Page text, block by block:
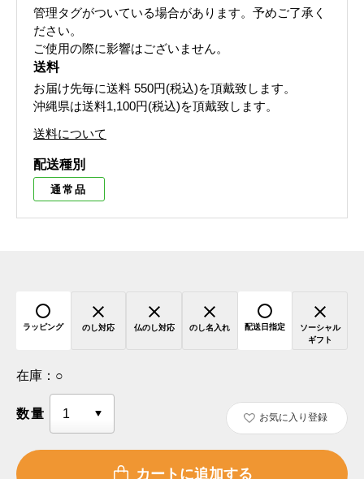
管理タグがついている場合があります。予めご了承く
ださい。
ご使用の際に影響はございません。
送料
お届け先毎に送料 550円(税込)を頂戴致します。
沖縄県は送料1,100円(税込)を頂戴致します。
送料について
配送種別
通常品
ラッピング のし対応 仏のし対応 のし名入れ 配送日指定
ソーシャル
ギフト
在庫： ○
数量 お気に入り登録